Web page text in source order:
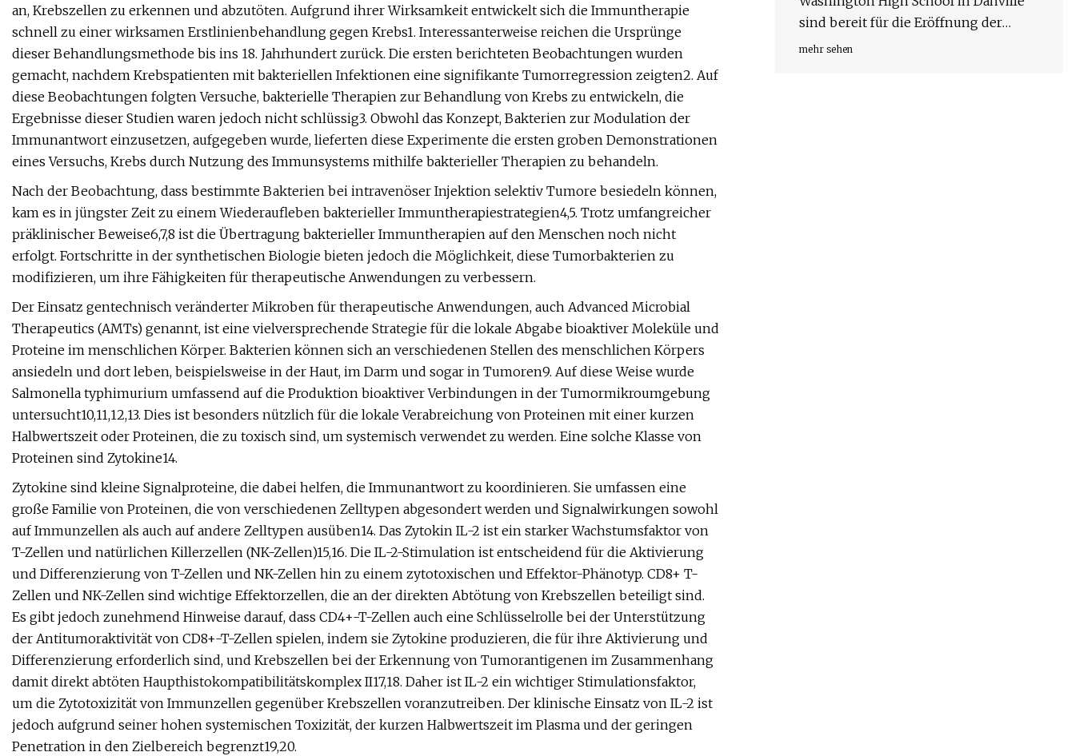
an, Krebszellen zu erkennen und abzutöten. Aufgrund ihrer Wirksamkeit entwickelt sich die Immuntherapie
schnell zu einer wirksamen Erstlinienbehandlung gegen Krebs1. Interessanterweise reichen die Ursprünge
dieser Behandlungsmethode bis ins 18. Jahrhundert zurück. Die ersten berichteten Beobachtungen wurden
gemacht, nachdem Krebspatienten mit bakteriellen Infektionen eine signifikante Tumorregression zeigten2. Auf
diese Beobachtungen folgten Versuche, bakterielle Therapien zur Behandlung von Krebs zu entwickeln, die
Ergebnisse dieser Studien waren jedoch nicht schlüssig3. Obwohl das Konzept, Bakterien zur Modulation der
Immunantwort einzusetzen, aufgegeben wurde, lieferten diese Experimente die ersten groben Demonstrationen
eines Versuchs, Krebs durch Nutzung des Immunsystems mithilfe bakterieller Therapien zu behandeln.
Nach der Beobachtung, dass bestimmte Bakterien bei intravenöser Injektion selektiv Tumore besiedeln können,
kam es in jüngster Zeit zu einem Wiederaufleben bakterieller Immuntherapiestrategien4,5. Trotz umfangreicher
präklinischer Beweise6,7,8 ist die Übertragung bakterieller Immuntherapien auf den Menschen noch nicht
erfolgt. Fortschritte in der synthetischen Biologie bieten jedoch die Möglichkeit, diese Tumorbakterien zu
modifizieren, um ihre Fähigkeiten für therapeutische Anwendungen zu verbessern.
Der Einsatz gentechnisch veränderter Mikroben für therapeutische Anwendungen, auch Advanced Microbial
Therapeutics (AMTs) genannt, ist eine vielversprechende Strategie für die lokale Abgabe bioaktiver Moleküle und
Proteine ​​im menschlichen Körper. Bakterien können sich an verschiedenen Stellen des menschlichen Körpers
ansiedeln und dort leben, beispielsweise in der Haut, im Darm und sogar in Tumoren9. Auf diese Weise wurde
Salmonella typhimurium umfassend auf die Produktion bioaktiver Verbindungen in der Tumormikroumgebung
untersucht10,11,12,13. Dies ist besonders nützlich für die lokale Verabreichung von Proteinen mit einer kurzen
Halbwertszeit oder Proteinen, die zu toxisch sind, um systemisch verwendet zu werden. Eine solche Klasse von
Proteinen sind Zytokine14.
Zytokine sind kleine Signalproteine, die dabei helfen, die Immunantwort zu koordinieren. Sie umfassen eine
große Familie von Proteinen, die von verschiedenen Zelltypen abgesondert werden und Signalwirkungen sowohl
auf Immunzellen als auch auf andere Zelltypen ausüben14. Das Zytokin IL-2 ist ein starker Wachstumsfaktor von
T-Zellen und natürlichen Killerzellen (NK-Zellen)15,16. Die IL-2-Stimulation ist entscheidend für die Aktivierung
und Differenzierung von T-Zellen und NK-Zellen hin zu einem zytotoxischen und Effektor-Phänotyp. CD8+ T-
Zellen und NK-Zellen sind wichtige Effektorzellen, die an der direkten Abtötung von Krebszellen beteiligt sind.
Es gibt jedoch zunehmend Hinweise darauf, dass CD4+-T-Zellen auch eine Schlüsselrolle bei der Unterstützung
der Antitumoraktivität von CD8+-T-Zellen spielen, indem sie Zytokine produzieren, die für ihre Aktivierung und
Differenzierung erforderlich sind, und Krebszellen bei der Erkennung von Tumorantigenen im Zusammenhang
damit direkt abtöten Haupthistokompatibilitätskomplex II17,18. Daher ist IL-2 ein wichtiger Stimulationsfaktor,
um die Zytotoxizität von Immunzellen gegenüber Krebszellen voranzutreiben. Der klinische Einsatz von IL-2 ist
jedoch aufgrund seiner hohen systemischen Toxizität, der kurzen Halbwertszeit im Plasma und der geringen
Penetration in den Zielbereich begrenzt19,20.
sind bereit für die Eröffnung der
Akademie der neunten Klasse, einer
mehr sehen